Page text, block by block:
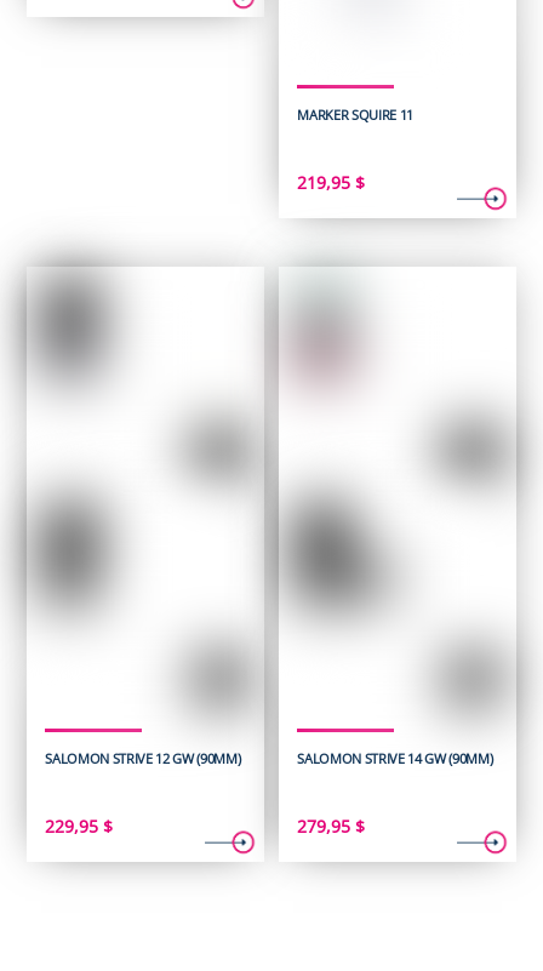
MARKER SQUIRE 11
219,95$
SALOMON STRIVE 12 GW (90MM)
229,95$
SALOMON STRIVE 14 GW (90MM)
279,95$